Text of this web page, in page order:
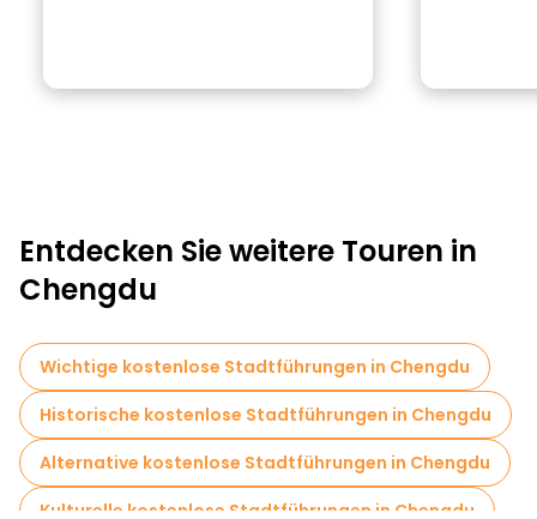
Entdecken Sie weitere Touren in
Chengdu
Wichtige kostenlose Stadtführungen in Chengdu
Historische kostenlose Stadtführungen in Chengdu
Alternative kostenlose Stadtführungen in Chengdu
Kulturelle kostenlose Stadtführungen in Chengdu